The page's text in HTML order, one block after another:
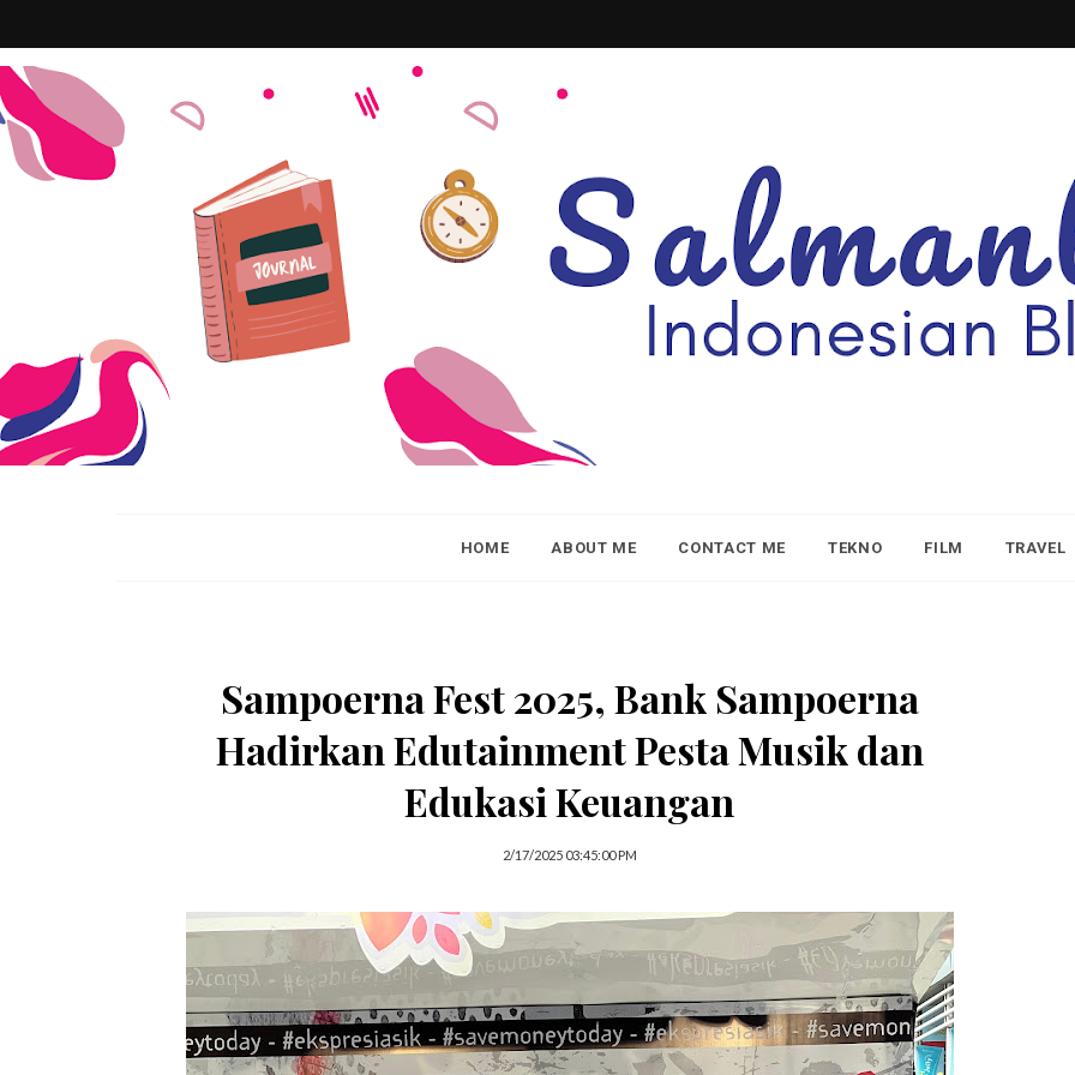
HOME ABOUT ME CONTACT ME TEKNO FILM TRAVEL
Sampoerna Fest 2025, Bank Sampoerna
Hadirkan Edutainment Pesta Musik dan
Edukasi Keuangan
2/17/2025 03:45:00 PM